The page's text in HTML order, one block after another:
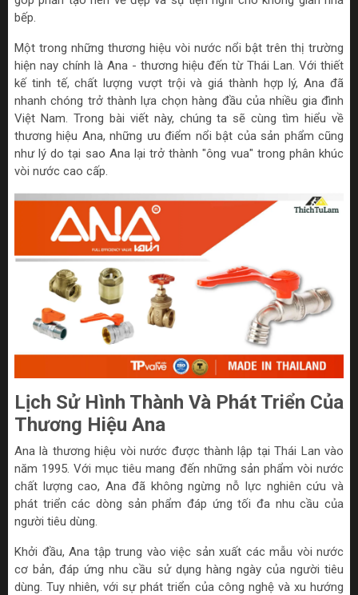
bếp.
Một trong những thương hiệu vòi nước nổi bật trên thị trường
hiện nay chính là Ana - thương hiệu đến từ Thái Lan. Với thiết
kế tinh tế, chất lượng vượt trội và giá thành hợp lý, Ana đã
nhanh chóng trở thành lựa chọn hàng đầu của nhiều gia đình
Việt Nam. Trong bài viết này, chúng ta sẽ cùng tìm hiểu về
thương hiệu Ana, những ưu điểm nổi bật của sản phẩm cũng
như lý do tại sao Ana lại trở thành "ông vua" trong phân khúc
vòi nước cao cấp.
Lịch Sử Hình Thành Và Phát Triển Của
Thương Hiệu Ana
Ana là thương hiệu vòi nước được thành lập tại Thái Lan vào
năm 1995. Với mục tiêu mang đến những sản phẩm vòi nước
chất lượng cao, Ana đã không ngừng nỗ lực nghiên cứu và
phát triển các dòng sản phẩm đáp ứng tối đa nhu cầu của
người tiêu dùng.
Khởi đầu, Ana tập trung vào việc sản xuất các mẫu vòi nước
cơ bản, đáp ứng nhu cầu sử dụng hàng ngày của người tiêu
dùng. Tuy nhiên, với sự phát triển của công nghệ và xu hướng